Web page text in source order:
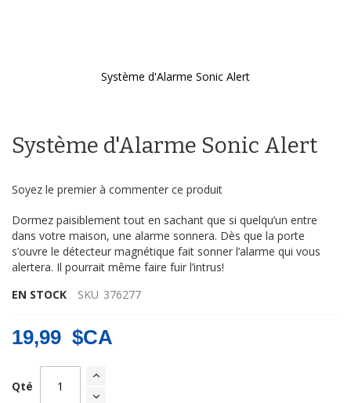
Système d'Alarme Sonic Alert
de
la
d’images
Système d'Alarme Sonic Alert
Soyez le premier à commenter ce produit
Dormez paisiblement tout en sachant que si quelqu’un entre
dans votre maison, une alarme sonnera. Dès que la porte
s’ouvre le détecteur magnétique fait sonner l’alarme qui vous
alertera. Il pourrait même faire fuir l’intrus!
EN STOCK
SKU 376277
19,99 $CA
Qté